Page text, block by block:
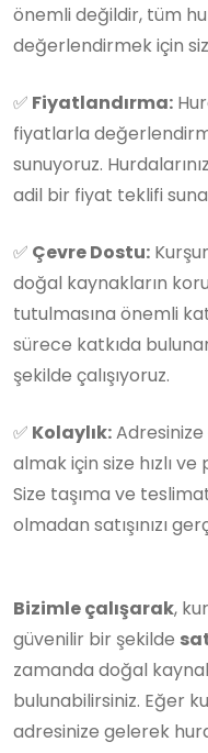
önemli değildir, tüm
değerlendirmek için
✅ Fiyatlandırma:
fiyatlarla
sunuyoruz.
adil bir fiyat teklifi
✅ Çevre Dostu:
doğal kaynakların
tutulmasına önemli
sürece katkıda
şekilde çalışıyoruz.
✅ Kolaylık:
almak için size hızlı
Size taşıma ve
olmadan satışınızı
Bizimle çalışarak,
güvenilir bir şekilde
zamanda doğal
bulunabilirsiniz. Eğer
adresinize gelerek